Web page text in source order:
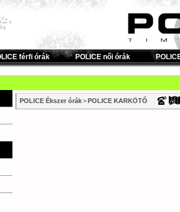
férfi órák POLICE női órák
POLICE Ékszer órák>POLICE KARKÖTŐ